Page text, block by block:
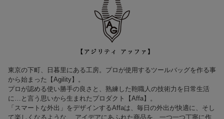
東京の下町、日暮里にある工房。プロが使用するツールバッグを作る事
から始まった【Agility】。
プロが認める使い勝手の良さと、熟練した鞄職人の技術力を日常生活
に…と言う思いから生まれたプロダクト【Affa】。
「スマートな外出」をデザインするAffaは、毎日の外出が快適に、そし
て楽しくなるような、 アイデアにあふれた商品を、一つ一つ丁寧に作